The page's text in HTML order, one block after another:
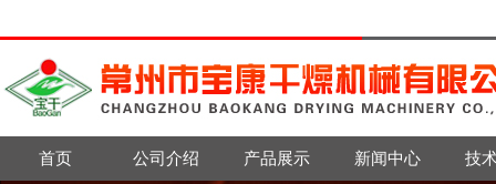
首页 公司介绍 产品展示 新闻中心 技